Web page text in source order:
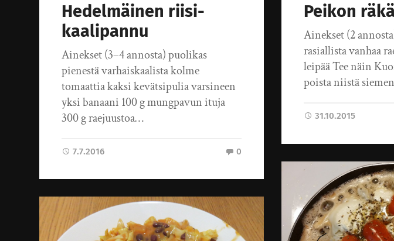
Hedelmäinen riisi-
kaalipannu
Ainekset (3–4 annosta) puolikas
pienestä varhaiskaalista kolme
tomaattia kaksi kevätsipulia varsineen
yksi banaani 100 g mungpavun ituja
300 g raejuustoa…
7.7.2016 0
Peikon räkä
Ainekset (2
rasiallista vanhaa
leipää Tee näin
poista niistä
31.10.2015